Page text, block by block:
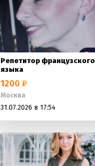
Репетитор французского
языка
1200 ₽
Москва
31.07.2026 в 17:54